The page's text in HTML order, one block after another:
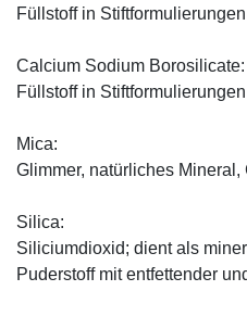
Füllstoff in Stiftformulierungen
Calcium Sodium Borosilicate:
Füllstoff in Stiftformulierungen
Mica:
Glimmer, natürliches Mineral,
Silica:
Siliciumdioxid; dient als
Puderstoff mit entfettender